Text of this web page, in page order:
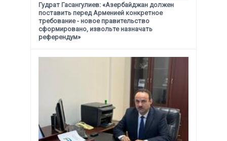
Гудрат Гасангулиев: «Азербайджан должен
поставить перед Арменией конкретное
требование - новое правительство
сформировано, извольте назначать
референдум»